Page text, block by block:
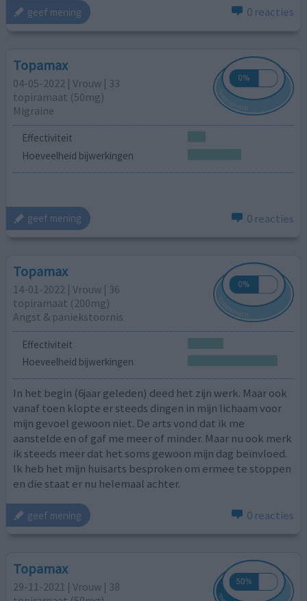
geef mening 0 reacties
Topamax
04-05-2022 | Vrouw | 33
topiramaat (50mg)
Migraine
Effectiviteit
Hoeveelheid bijwerkingen
geef mening 0 reacties
Topamax
14-01-2022 | Vrouw | 36
topiramaat (200mg)
Angst & paniekstoornis
Effectiviteit
Hoeveelheid bijwerkingen
In het begin (6jaar geleden) deed het zijn werk. Maar ook
vanaf toen klopte er steeds dingen in mijn lichaam voor
mijn gevoel gewoon niet. De arts vond dat ik me
aanstelde en of gaf me meer of minder. Maar nu ook merk
ik steeds meer dat het soms gewoon mijn dag beïnvloed.
Ik heb het mijn huisarts besproken om ermee te stoppen
en die staat er nu helemaal achter.
geef mening 0 reacties
Topamax
29-11-2021 | Vrouw | 38